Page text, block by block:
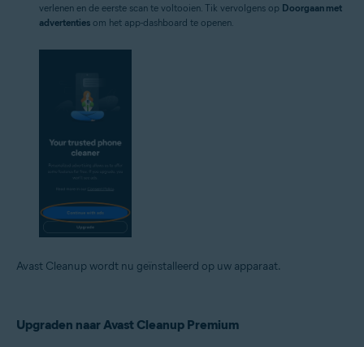
verlenen en de eerste scan te voltooien. Tik vervolgens op Doorgaan met
advertenties om het app-dashboard te openen.
Avast Cleanup wordt nu geïnstalleerd op uw apparaat.
Upgraden naar Avast Cleanup Premium